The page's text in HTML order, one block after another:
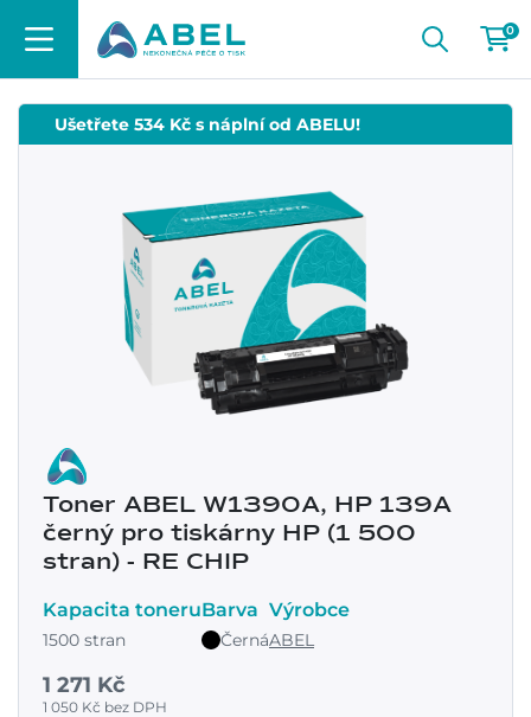
0
Ušetřete 534 Kč s náplní od ABELU!
Toner ABEL W1390A, HP 139A
černý pro tiskárny HP (1 500
stran) - RE CHIP
Kapacita toneru
1500 stran
Barva
Černá
Výrobce
ABEL
1 271 Kč
1 050 Kč bez DPH